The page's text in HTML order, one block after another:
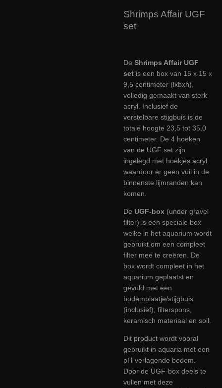
Shrimps Affair UGF
set
De Shrimps Affair UGF
set is een box van 15 x 15 x
9,5 centimeter (lxbxh),
volledig gemaakt van sterk
acryl. Inclusief de
verstelbare stijgbuis is de
totale hoogte 23,5 tot 35,0
centimeter. De 4 hoeken
van de UGF set zijn
ingelegd met hoekjes acryl
waardoor er geen vuil in de
binnenste lijmranden kan
komen.
De UGF-box (under gravel
filter) is een speciale box
welke in het aquarium wordt
gebruikt om een compleet
filter mee te creëren. De
box wordt compleet in het
aquarium geplaatst en
gevuld met een
bodemplaatje/stijgbuis
(inclusief), filterspons,
keramisch materiaal en soil.
Dit product wordt vooral
gebruikt in aquaria met een
pH-verlagende bodem.
Door de UGF-box deels te
vullen met deze